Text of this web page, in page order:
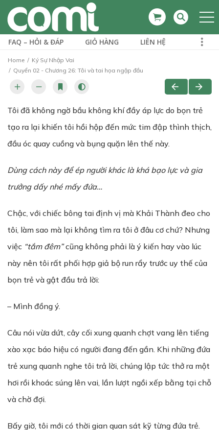
FAQ – HỎI & ĐÁP GIỎ HÀNG LIÊN HỆ
Home
Ký Sự Nhập Vai
Quyển 02 - Chương 26: Tôi và tai họa ngập đầu
Tôi đã không ngờ bầu không khí đầy áp lực do bọn trẻ
tạo ra lại khiến tôi hồi hộp đến mức tim đập thình thịch,
đầu óc quay cuồng và bụng quặn lên thế này.
Dùng cách này đểép người khác là khá bạo lực và gia
trưởng dấy nhé mấy đứa…
Chậc, với chiếc bông tai định vị mà Khải Thành đeo cho
tôi, làm sao mà lại không tìm ra tôi ở đâu cơ chứ? Nhưng
việc “tắm đêm”cũng không phải là ý kiến hay vào lúc
này nên tôi rất phối hợp giả bộ run rẩy trước uy thế của
bọn trẻ và gật đầu trả lời:
– Mình đồng ý.
Câu nói vừa dứt, cây cối xung quanh chợt vang lên tiếng
xào xạc báo hiệu có người đang đến gần. Khi những đứa
trẻ xung quanh nghe tôi trả lời, chúng lập tức thở ra một
hơi rồi khoác súng lên vai, lần lượt ngồi xếp bằng tại chỗ
và chờ đợi.
Bấy giờ, tôi mới có thời gian quan sát kỹ từng đứa trẻ.